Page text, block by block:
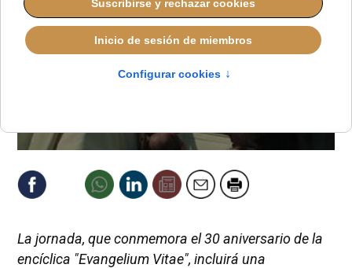
La jornada, que conmemora el 30 aniversario de la
encíclica "Evangelium Vitae", incluirá una